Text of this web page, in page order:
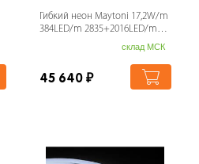
Гибкий неон Maytoni 17,2W/m
384LED/m 2835+2016LED/m
1313SMD дневной белый +
склад МСК
45 640 ₽